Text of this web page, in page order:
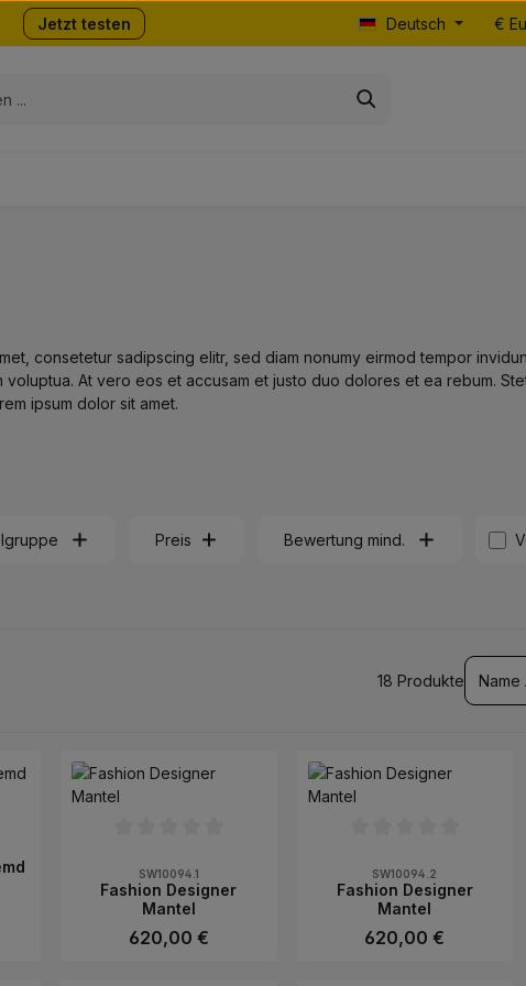
Jetzt testen Deutsch €
consetetur sadipscing elitr, sed diam nonumy eirmod tempor
voluptua. At vero eos et accusam et justo duo dolores et ea rebum.
ipsum dolor sit amet.
Preis Bewertung mind.
18 Produkte
SW10094.1
Fashion Designer
Mantel
Regulärer Preis:
620,00 €
SW10094.2
Fashion Designer
Mantel
Regulärer Preis:
620,00 €